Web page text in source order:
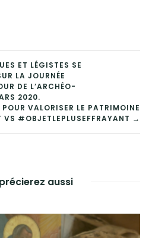
ET LÉGISTES SE
LA JOURNÉE
DE L’ARCHÉO-
2020.
VALORISER LE PATRIMOINE
VS #OBJETLEPLUSEFFRAYANT →
aussi